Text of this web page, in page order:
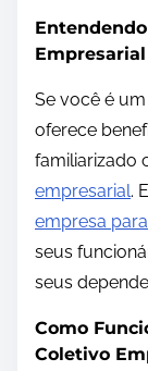
Empresarial
Se você é
oferece
familiarizado
empresarial.
empresa
seus
seus
Como
Coletivo